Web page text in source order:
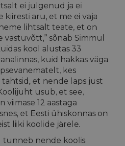
ei julgenud ja ei
kiiresti aru, et me ei vaja
lihtsalt teate, et on
sõnab Simmul
kool alustas 33
kuid hakkas väga
kes
et nende laps just
usub, et see,
viimase 12 aastaga
et Eesti ühiskonnas on
liiki koolide järele.
tunneb nende koolis